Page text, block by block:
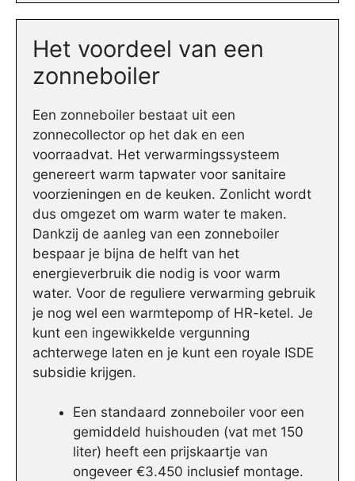
Het voordeel van een
zonneboiler
Een zonneboiler bestaat uit een
zonnecollector op het dak en een
voorraadvat. Het verwarmingssysteem
genereert warm tapwater voor sanitaire
voorzieningen en de keuken. Zonlicht wordt
dus omgezet om warm water te maken.
Dankzij de aanleg van een zonneboiler
bespaar je bijna de helft van het
energieverbruik die nodig is voor warm
water. Voor de reguliere verwarming gebruik
je nog wel een warmtepomp of HR-ketel. Je
kunt een ingewikkelde vergunning
achterwege laten en je kunt een royale ISDE
subsidie krijgen.
Een standaard zonneboiler voor een
gemiddeld huishouden (vat met 150
liter) heeft een prijskaartje van
ongeveer €3.450 inclusief montage.